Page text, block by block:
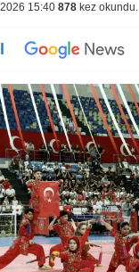
15:40 878 kez okundu.